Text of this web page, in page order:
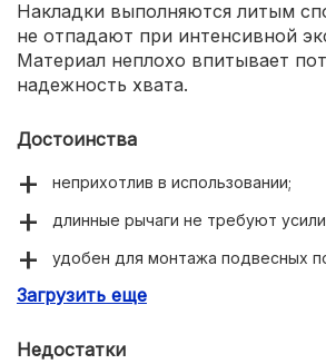
Накладки выполняются литым
не отпадают при интенсивной
Материал неплохо впитывает
надежность хвата.
Достоинства
неприхотлив в использовании;
длинные рычаги не требуют
удобен для монтажа подвесных
Загрузить еще
Недостатки